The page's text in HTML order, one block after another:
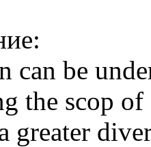
can be
the scop
greater